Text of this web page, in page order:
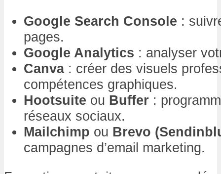
Google Search Console :
pages.
Google Analytics : analyser
Canva: créer des visuels
compétences graphiques.
Hootsuite ou Buffer :
réseaux sociaux.
Mailchimp ou Brevo
campagnes d’email marketing.